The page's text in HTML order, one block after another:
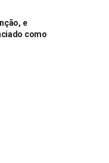
e
como